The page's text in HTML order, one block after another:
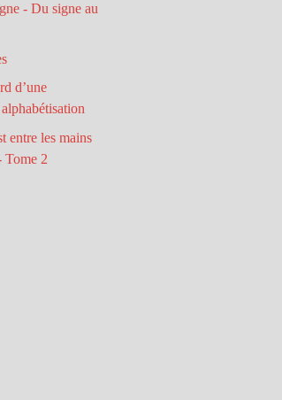
- Du signe au
d’une
entre les mains
Tome 2